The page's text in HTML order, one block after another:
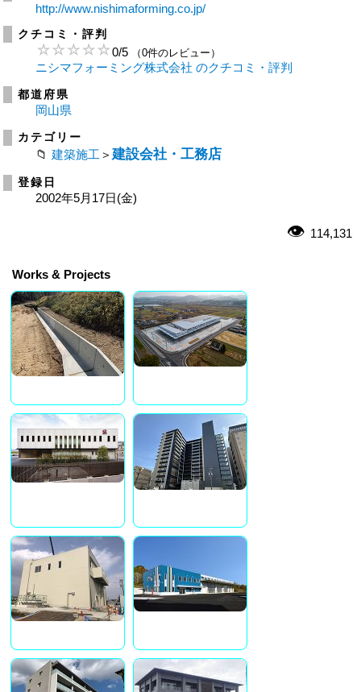
http://www.nishimaforming.co.jp/
クチコミ・評判
0/5 （0件のレビュー）
ニシマフォーミング株式会社 のクチコミ・評判
都道府県
岡山県
カテゴリー
建築施工 ＞ 建設会社・工務店
登録日
2002年5月17日(金)
114,131
Works & Projects